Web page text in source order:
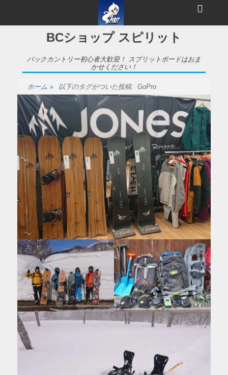
ー
ッ
サ
ド
バ
ー
コ
ン
テ
ン
ツ
を
表
示
BCショップ スピリット
バックカントリー初心者大歓迎！ スプリットボードはおま
かせください！
ホーム » 以下のタグがついた投稿: GoPro